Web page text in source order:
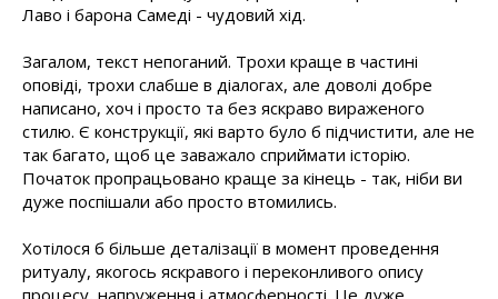
Лаво і барона Самеді - чудовий хід.
Загалом, текст непоганий. Трохи краще в частині
оповіді, трохи слабше в діалогах, але доволі добре
написано, хоч і просто та без яскраво вираженого
стилю. Є конструкції, які варто було б підчистити, але не
так багато, щоб це заважало сприймати історію.
Початок пропрацьовано краще за кінець - так, ніби ви
дуже поспішали або просто втомились.
Хотілося б більше деталізації в момент проведення
ритуалу, якогось яскравого і переконливого опису
процесу, напруження і атмосферності. Це дуже